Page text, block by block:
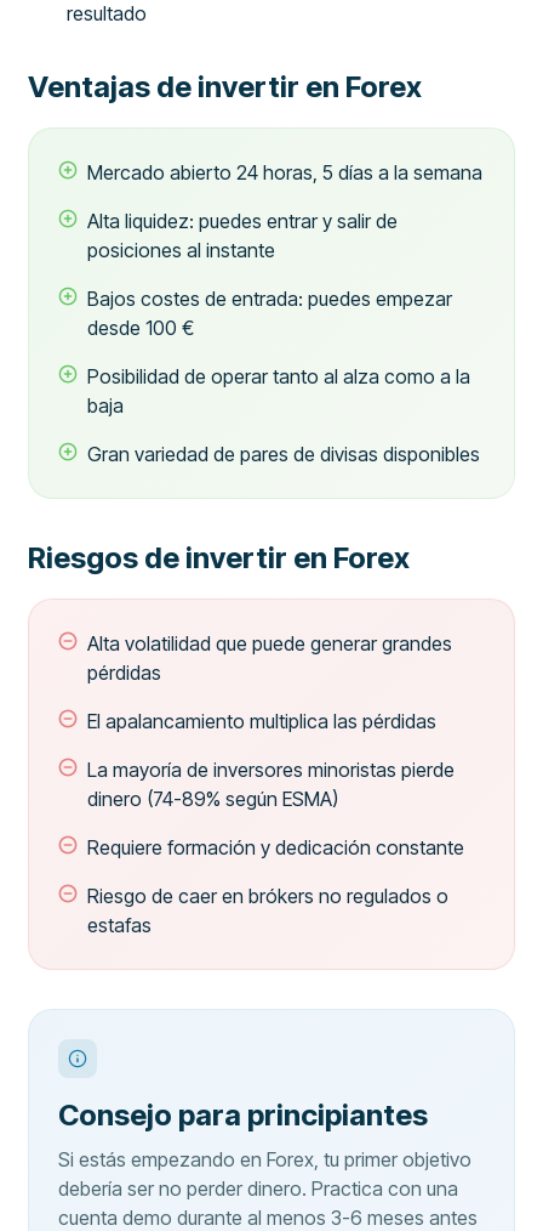
resultado
Ventajas de invertir en Forex
Mercado abierto 24 horas, 5 días a la semana
Alta liquidez: puedes entrar y salir de
posiciones al instante
Bajos costes de entrada: puedes empezar
desde 100 €
Posibilidad de operar tanto al alza como a la
baja
Gran variedad de pares de divisas disponibles
Riesgos de invertir en Forex
Alta volatilidad que puede generar grandes
pérdidas
El apalancamiento multiplica las pérdidas
La mayoría de inversores minoristas pierde
dinero (74-89% según ESMA)
Requiere formación y dedicación constante
Riesgo de caer en brókers no regulados o
estafas
Consejo para principiantes
Si estás empezando en Forex, tu primer objetivo
debería ser no perder dinero. Practica con una
cuenta demo durante al menos 3-6 meses antes